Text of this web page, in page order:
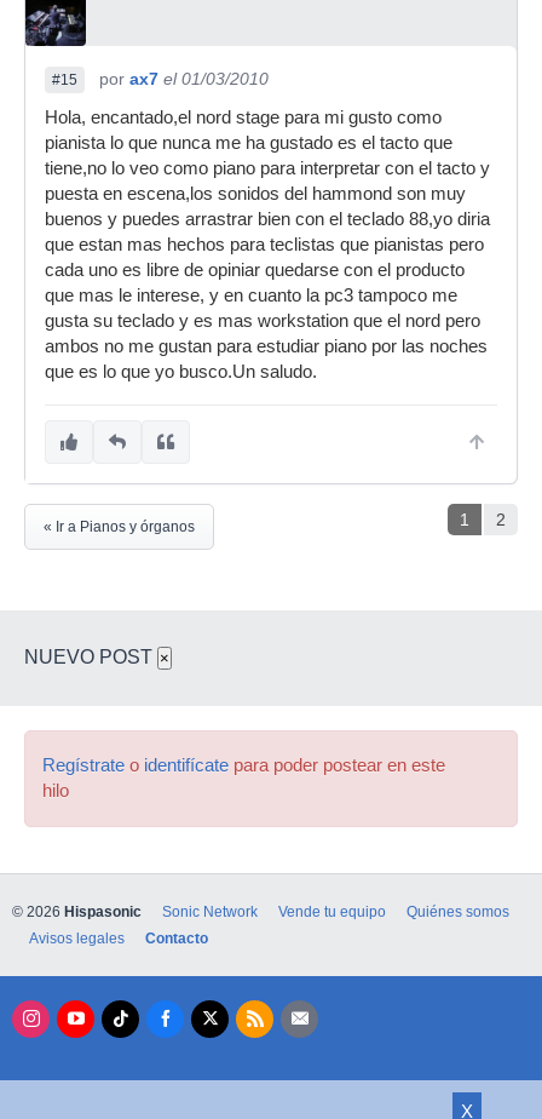
#15 por ax7 el 01/03/2010
Hola, encantado,el nord stage para mi gusto como
pianista lo que nunca me ha gustado es el tacto que
tiene,no lo veo como piano para interpretar con el tacto y
puesta en escena,los sonidos del hammond son muy
buenos y puedes arrastrar bien con el teclado 88,yo diria
que estan mas hechos para teclistas que pianistas pero
cada uno es libre de opiniar quedarse con el producto
que mas le interese, y en cuanto la pc3 tampoco me
gusta su teclado y es mas workstation que el nord pero
ambos no me gustan para estudiar piano por las noches
que es lo que yo busco.Un saludo.
1 2
« Ir a Pianos y órganos
NUEVO POST ×
Regístrate o identifícate para poder postear en este
hilo
X
© 2026 Hispasonic Sonic Network Vende tu equipo
Quiénes somos
Avisos legales
Contacto